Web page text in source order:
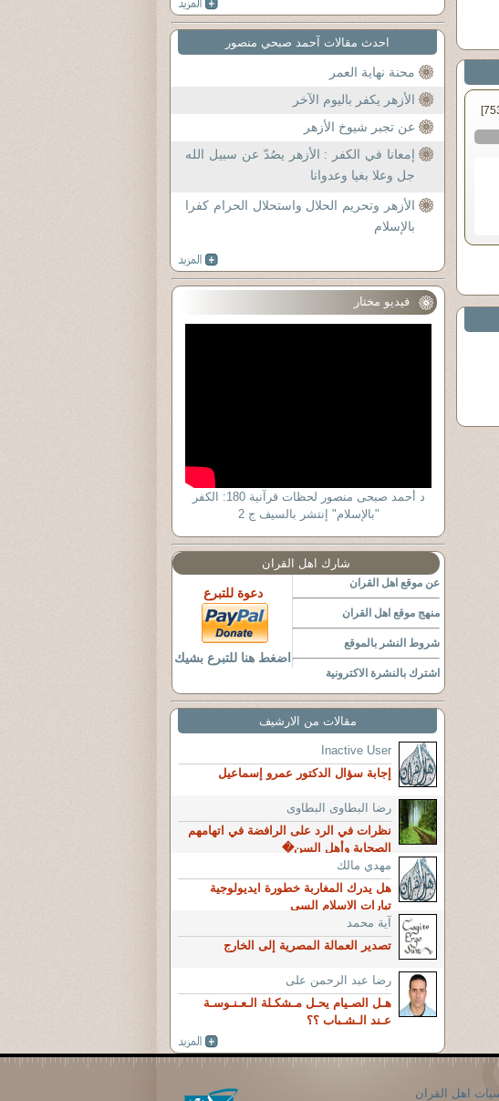
احدث مقالات آحمد صبحي منصور
محنة نهاية العمر
الأزهر يكفر باليوم الآخر
عن تجبر شيوخ الأزهر
إمعانا في الكفر : الأزهر يصُدّ عن سبيل الله
جل وعلا بغيا وعدوانا
الأزهر وتحريم الحلال واستحلال الحرام كفرا
بالإسلام
فيديو مختار
د أحمد صبحى منصور لحظات قرآنية 180: الكفر
"بالإسلام" إنتشر بالسيف ج 2
شارك اهل القران
عن موقع اهل القران
منهج موقع اهل القران
شروط النشر بالموقع
اشترك بالنشرة الاكترونية
دعوة للتبرع
اضغط هنا للتبرع بشيك
مقالات من الارشيف
Inactive User
إجابة سؤال الدكتور عمرو إسماعيل
رضا البطاوى البطاوى
نظرات في الرد على الرافضة في اتهامهم
الصحابة وأهل السن�
مهدي مالك
هل يدرك المغاربة خطورة ايديولوجية
تيارات الاسلام السي
آية محمد
تصدير العمالة المصرية إلى الخارج
رضا عبد الرحمن على
هـل الصـيام يحـل مـشكـلة الـعـنـوسـة
عـند الـشـباب ؟؟
اهل القران